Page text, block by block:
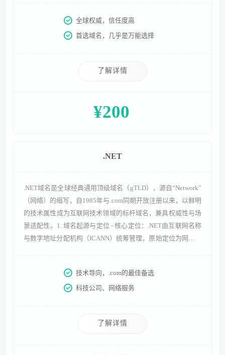
1985年3月15日，首个.com域名symbolics.com注册成功，开启
其发展历程。随着互联网商业化
全球权威，信任度高
首选域名，几乎是万能选择
了解详情
¥200
.NET
.NET域名是全球经典通用顶级域名（gTLD），源自“Network”
（网络）的缩写，自1985年与.com同期开放注册以来，以鲜明
的技术属性成为互联网技术领域的标杆域名，兼具权威性与场
景适配性。1. 域名起源与定位 - 核心定位：.NET由互联网名称
与数字地址分配机构（ICANN）统筹管理，原始定位为网络技
级域名开放注册，早期主要被网络运营商、技术服务商采用，
随着互联网普及，应用场景拓展
技术导向，.com的最佳备选
科技公司、网络服务
了解详情